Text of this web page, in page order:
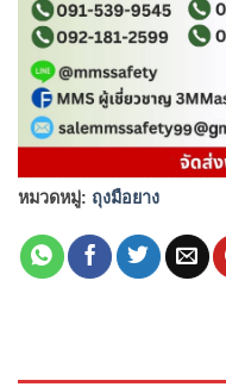
หมวดหมู่: ถุงมือยาง